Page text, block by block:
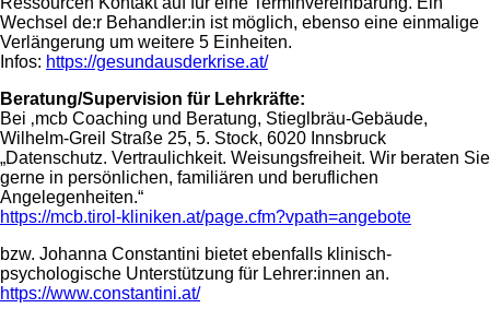
Wechsel de:r Behandler:in ist möglich, ebenso eine einmalige
Verlängerung um weitere 5 Einheiten.
Infos: https://gesundausderkrise.at/
Beratung/Supervision für Lehrkräfte:
Bei ‚mcb Coaching und Beratung, Stieglbräu-Gebäude,
Wilhelm-Greil Straße 25, 5. Stock, 6020 Innsbruck
„Datenschutz. Vertraulichkeit. Weisungsfreiheit. Wir beraten Sie
gerne in persönlichen, familiären und beruflichen
Angelegenheiten.“
https://mcb.tirol-kliniken.at/page.cfm?vpath=angebote
bzw. Johanna Constantini bietet ebenfalls klinisch-
psychologische Unterstützung für Lehrer:innen an.
https://www.constantini.at/